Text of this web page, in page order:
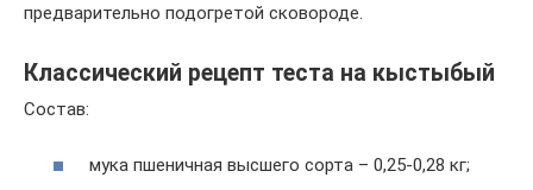
предварительно подогретой сковороде.
Классический рецепт теста на кыстыбый
Состав:
мука пшеничная высшего сорта – 0,25-0,28 кг;